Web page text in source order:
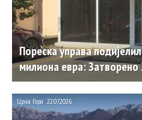
Пореска управа
милиона евра: Затворено
Црна Гора 22.07.2026.